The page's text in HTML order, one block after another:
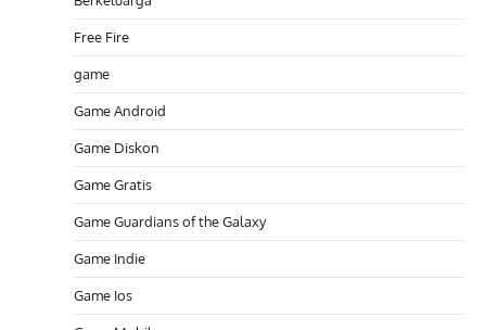
Free Fire
game
Game Android
Game Diskon
Game Gratis
Game Guardians of the Galaxy
Game Indie
Game Ios